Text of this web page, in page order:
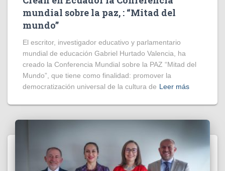
mundial sobre la paz, : “Mitad del
mundo”
El escritor, investigador educativo y parlamentario
mundial de educación Gabriel Hurtado Valencia, ha
creado la Conferencia Mundial sobre la PAZ “Mitad del
Mundo”, que tiene como finalidad: promover la
democratización universal de la cultura de Leer más